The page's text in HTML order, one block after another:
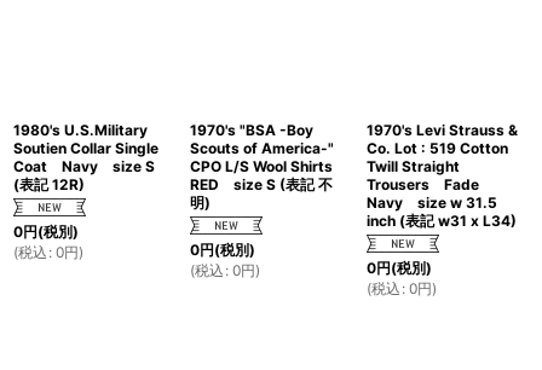
1980's U.S.Military
Soutien Collar Single
Coat Navy size S
(表記 12R)
0円(税別)
(税込 : 0円)
1970's "BSA -Boy
Scouts of America-"
CPO L/S Wool Shirts
RED size S (表記 不
明)
0円(税別)
(税込 : 0円)
1970's Levi Strauss &
Co. Lot : 519 Cotton
Twill Straight
Trousers Fade
Navy size w 31.5
inch (表記 w31 x L34)
0円(税別)
(税込 : 0円)